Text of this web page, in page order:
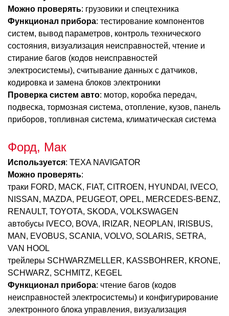
Можно проверять: грузовики и спецтехника
Функционал прибора: тестирование компонентов
систем, вывод параметров, контроль технического
состояния, визуализация неисправностей, чтение и
стирание багов (кодов неисправностей
электросистемы), считывание данных с датчиков,
кодировка и замена блоков электроники
Проверка систем авто: мотор, коробка передач,
подвеска, тормозная система, отопление, кузов, панель
приборов, топливная система, климатическая система
Форд, Мак
Используется: TEXA NAVIGATOR
Можно проверять:
траки FORD, MACK, FIAT, CITROEN, HYUNDAI, IVECO,
NISSAN, MAZDA, PEUGEOT, OPEL, MERCEDES-BENZ,
RENAULT, TOYOTA, SKODA, VOLKSWAGEN
автобусы IVECO, BOVA, IRIZAR, NEOPLAN, IRISBUS,
MAN, EVOBUS, SCANIA, VOLVO, SOLARIS, SETRA,
VAN HOOL
трейлеры SCHWARZMELLER, KASSBOHRER, KRONE,
SCHWARZ, SCHMITZ, KEGEL
Функционал прибора: чтение багов (кодов
неисправностей электросистемы) и конфигурирование
электронного блока управления, визуализация